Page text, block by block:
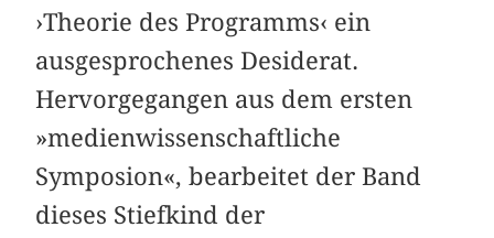
›Theorie des Programms‹ ein
ausgesprochenes Desiderat.
Hervorgegangen aus dem ersten
»medienwissenschaftliche
Symposion«, bearbeitet der Band
dieses Stiefkind der